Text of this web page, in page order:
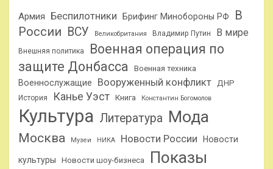
Армия Беспилотники Брифинг Минобороны РФ
В
России ВСУ Великобритания Владимир Путин В мире
Внешняя политика
Военная операция по
защите Донбасса
Военная техника
Военнослужащие Вооруженный конфликт ДНР
История Канье Уэст Книга Константин Богомолов
Культура Литература Мода
Москва Музеи НИКА Новости России Новости
культуры Новости шоу-бизнеса Показы